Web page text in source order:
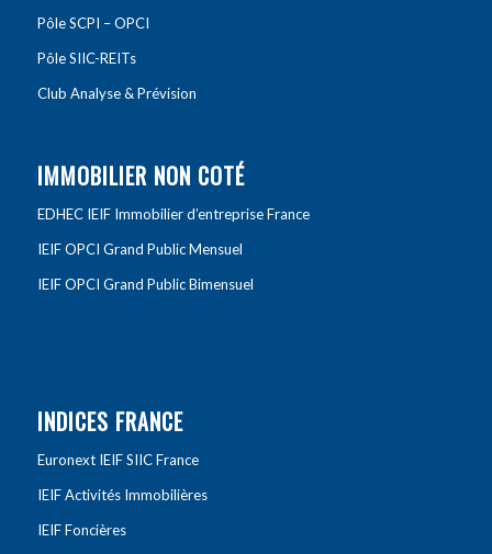
Pôle SCPI – OPCI
Pôle SIIC-REITs
Club Analyse & Prévision
IMMOBILIER NON COTÉ
EDHEC IEIF Immobilier d’entreprise France
IEIF OPCI Grand Public Mensuel
IEIF OPCI Grand Public Bimensuel
INDICES FRANCE
Euronext IEIF SIIC France
IEIF Activités Immobilières
IEIF Foncières